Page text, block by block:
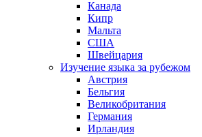
Канада
Кипр
Мальта
США
Швейцария
Изучение языка за рубежом
Австрия
Бельгия
Великобритания
Германия
Ирландия